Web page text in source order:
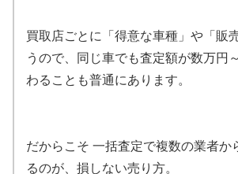
買取店ごとに「得意な車種」や「販
うので、同じ車でも査定額が数万円
わることも普通にあります。
だからこそ 一括査定で複数の業者か
るのが、損しない売り方。